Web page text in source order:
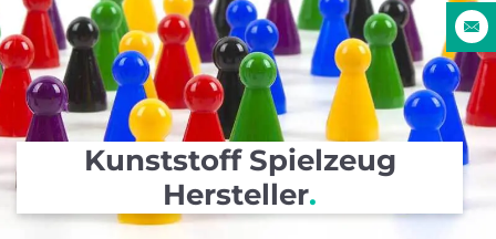
Kunststoff Spielzeug
Hersteller.